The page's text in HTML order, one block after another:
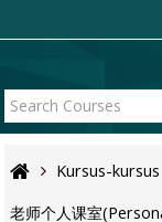
Kursus-kursus
老师个人课室